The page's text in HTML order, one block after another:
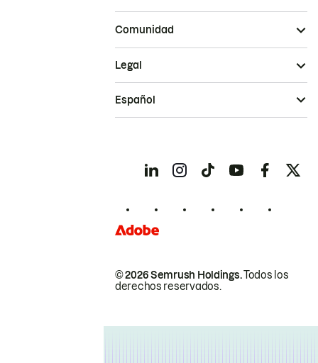
Comunidad
© 2026 Semrush Holdings.Todos los
derechos reservados.
Legal
Español